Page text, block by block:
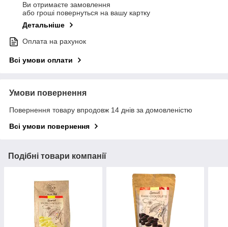
Ви отримаєте замовлення
або гроші повернуться на вашу картку
Детальніше
Оплата на рахунок
Всі умови оплати
Умови повернення
Повернення товару впродовж 14 днів за домовленістю
Всі умови повернення
Подібні товари компанії